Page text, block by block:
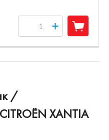
+
/
XANTIA